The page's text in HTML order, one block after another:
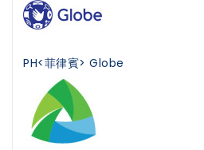
PH<菲律賓> Globe